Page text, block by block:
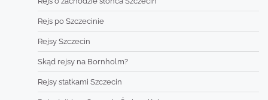
Rejs po Szczecinie
Rejsy Szczecin
Skąd rejsy na Bornholm?
Rejsy statkami Szczecin